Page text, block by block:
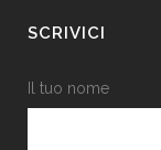
SCRIVICI
Il tuo nome